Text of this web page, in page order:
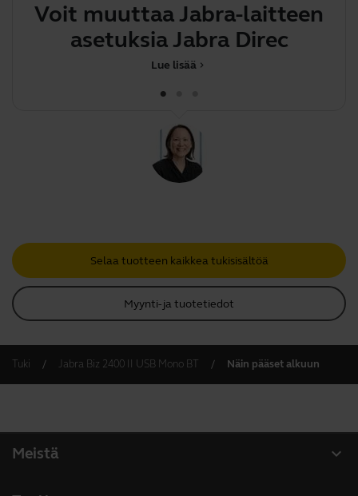
Voit muuttaa Jabra-laitteen
asetuksia Jabra Directin avu
chevron_right
Lue lisää
Selaa tuotteen kaikkea tukisisältöä
Myynti- ja tuotetiedot
Tuki Jabra Biz 2400 II USB Mono BT Näin pääset alkuun
expand_more
Meistä